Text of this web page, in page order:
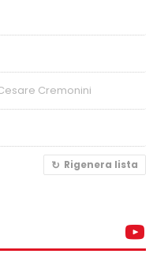
Cremonini
Rigenera lista